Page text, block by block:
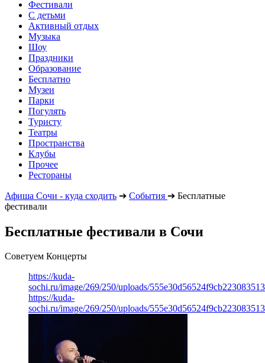
Фестивали
С детьми
Активный отдых
Музыка
Шоу
Праздники
Образование
Бесплатно
Музеи
Парки
Погулять
Туристу
Театры
Пространства
Клубы
Прочее
Рестораны
Афиша Сочи - куда сходить ➔ События ➔ Бесплатные
фестивали
Бесплатные фестивали в Сочи
Советуем Концерты
https://kuda-
sochi.ru/image/269/250/uploads/
https://kuda-
sochi.ru/image/269/250/uploads/